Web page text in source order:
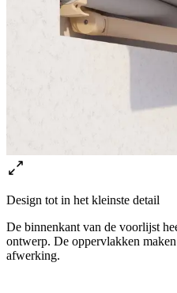
Design tot in het kleinste detail
De binnenkant van de voorlijst
ontwerp. De oppervlakken
afwerking.